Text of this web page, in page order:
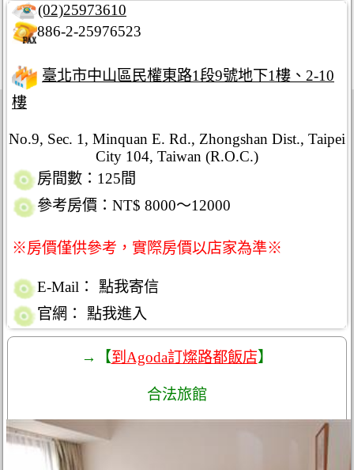
(02)25973610
886-2-25976523
臺北市中山區民權東路1段9號地下1樓、2-10
樓
No.9, Sec. 1, Minquan E. Rd., Zhongshan Dist., Taipei
City 104, Taiwan (R.O.C.)
房間數：125間
參考房價：NT$ 8000～12000
※房價僅供參考，實際房價以店家為準※
E-Mail：
點我寄信
官網：
點我進入
→【到Agoda訂燦路都飯店】
合法旅館